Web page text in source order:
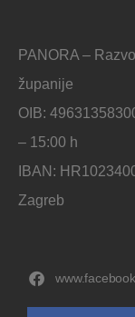
PANORA –
županije
OIB:
– 15:00 h
IBAN:
Zagreb